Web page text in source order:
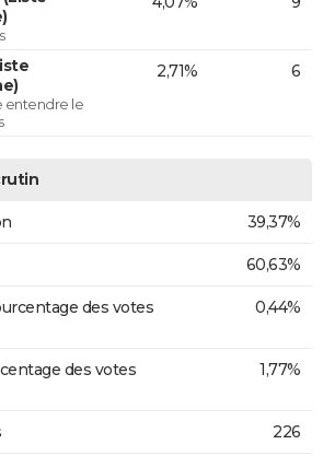
entendre le
2,71% 6
39,37%
60,63%
des votes
0,44%
des votes
1,77%
226